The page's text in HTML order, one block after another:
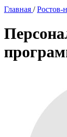
Главная / Ростов-